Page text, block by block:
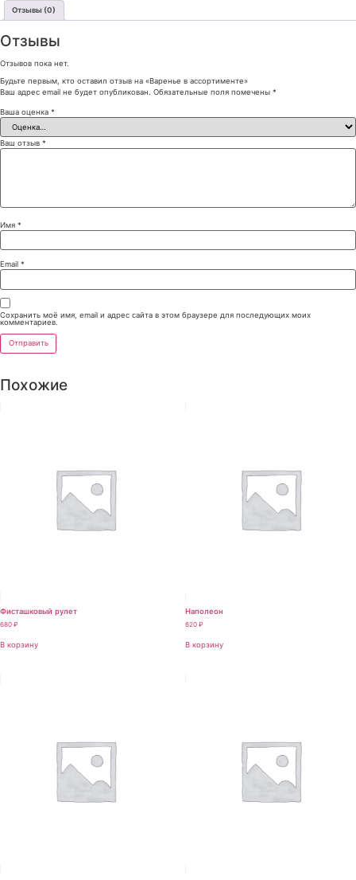
Отзывы (0)
Отзывы
Отзывов пока нет.
Будьте первым, кто оставил отзыв на «Варенье в ассортименте»
Ваш адрес email не будет опубликован. Обязательные поля помечены *
Ваша оценка *
Ваш отзыв *
Имя *
Email *
Сохранить моё имя, email и адрес сайта в этом браузере для последующих моих
комментариев.
Похожие
Фисташковый рулет
680 ₽
В корзину
Наполеон
620 ₽
В корзину